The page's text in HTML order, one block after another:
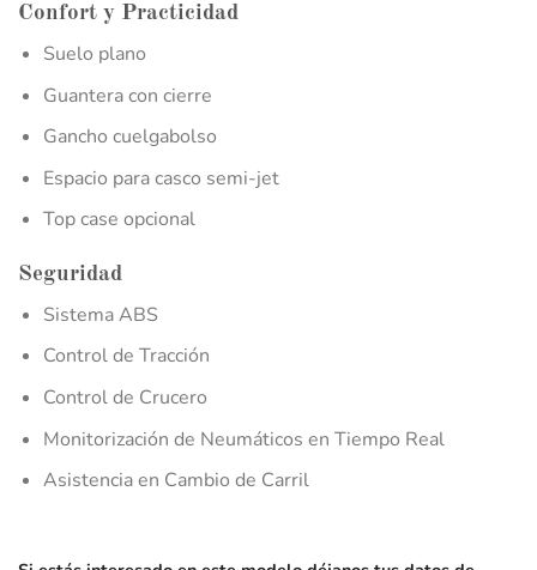
Confort y Practicidad
Suelo plano
Guantera con cierre
Gancho cuelgabolso
Espacio para casco semi-jet
Top case opcional
Seguridad
Sistema ABS
Control de Tracción
Control de Crucero
Monitorización de Neumáticos en Tiempo Real
Asistencia en Cambio de Carril